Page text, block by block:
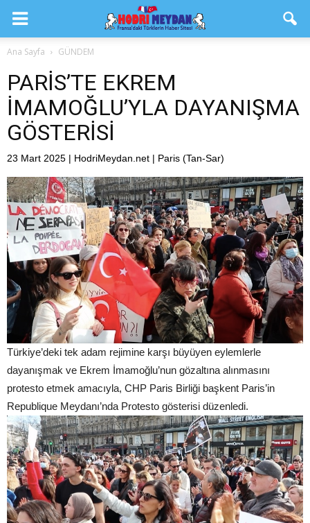
Ana Sayfa GÜNDEM
PARİS’TE EKREM
İMAMOĞLU’YLA DAYANIŞMA
GÖSTERİSİ
23 Mart 2025 | HodriMeydan.net | Paris (Tan-Sar)
Türkiye’deki tek adam rejimine karşı büyüyen eylemlerle
dayanışmak ve Ekrem İmamoğlu’nun gözaltına alınmasını
protesto etmek amacıyla, CHP Paris Birliği başkent Paris’in
Republique Meydanı’nda Protesto gösterisi düzenledi.